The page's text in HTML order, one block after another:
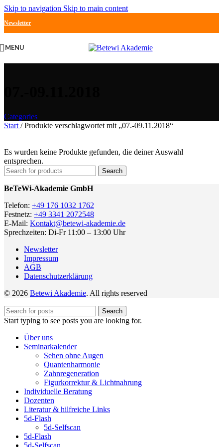
Skip to navigation Skip to main content
Newsletter
MENU
Categories
Start / Produkte verschlagwortet mit „07.-09.11.2018“
Es wurden keine Produkte gefunden, die deiner Auswahl
entsprechen.
Search
BeTeWi-Akademie GmbH
Telefon: +49 176 1032 1762
Festnetz: +49 3341 2072548
E-Mail: Kontakt@betewi-akademie.de
Sprechzeiten: Di-Fr 11:00 – 13:00 Uhr
Newsletter
Impressum
AGB
Datenschutzerklärung
© 2026 Betewi Akademie. All rights reserved
Search
Start typing to see posts you are looking for.
Über uns
Seminarkalender
Sehen ohne Augen
Quantenharmonie
Zahnregeneration
Figurkorrektur & Lichtnahrung
Individuelle Beratung
Dozenten
Literatur & hilfreiche Links
5d-Flash
5d-Selfscan
5d-Flash
5d-Selfscan